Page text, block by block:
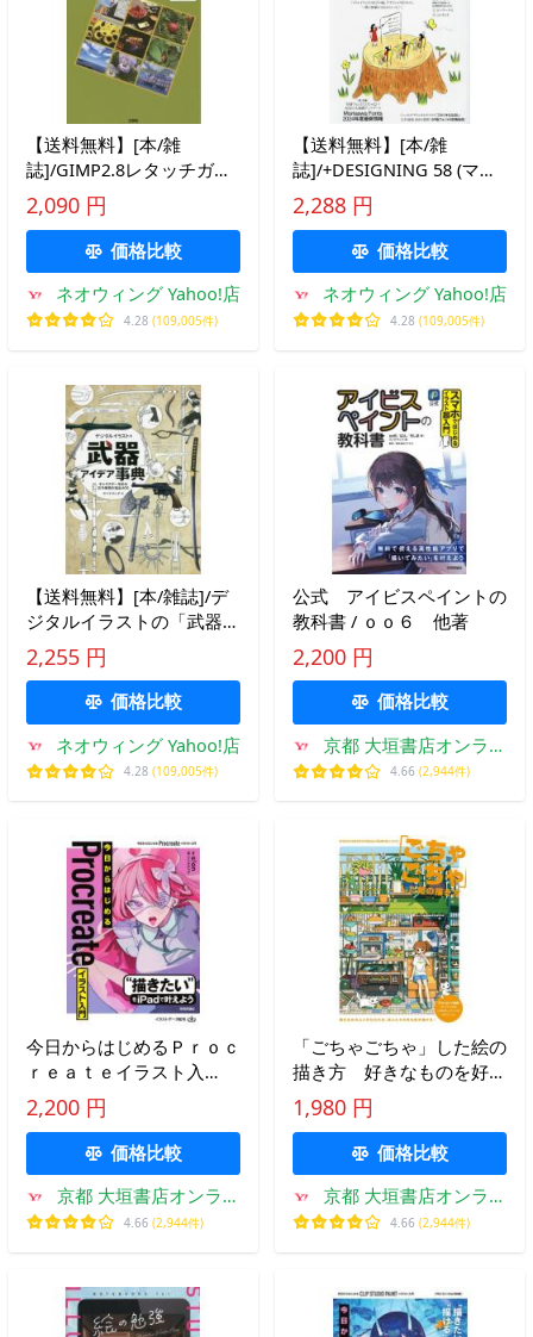
【送料無料】[本/雑
誌]/GIMP2.8レタッチガイ
ド 無料で使える高機能フ
ォトレタッチソフト (I/O)/
2,090 円
価格比較
ネオウィング Yahoo!店
4.28 (109,005件)
【送料無料】[本/雑
誌]/+DESIGNING 58 (マイ
ナビムック)/マイナビ出版
2,288 円
価格比較
ネオウィング Yahoo!店
4.28 (109,005件)
【送料無料】[本/雑誌]/デ
ジタルイラストの「武器」
アイデア事典 キャラクタ
ーを彩る古今東西の逸品
400 (NEX
2,255 円
価格比較
ネオウィング Yahoo!店
4.28 (109,005件)
公式 アイビスペイントの
教科書 / ｏｏ６ 他著
2,200 円
価格比較
京都 大垣書店オンライ
ン
4.66 (2,944件)
今日からはじめるＰｒｏｃ
ｒｅａｔｅイラスト入
門 “描きたい”をｉＰａｄ
で叶えよう / ｓ！ｏｎ
2,200 円
価格比較
京都 大垣書店オンライ
ン
4.66 (2,944件)
「ごちゃごちゃ」した絵の
描き方 好きなものを好き
なだけ詰め込んだ密度の高
いイラスト / ＴＡＯ 著
1,980 円
価格比較
京都 大垣書店オンライ
ン
4.66 (2,944件)